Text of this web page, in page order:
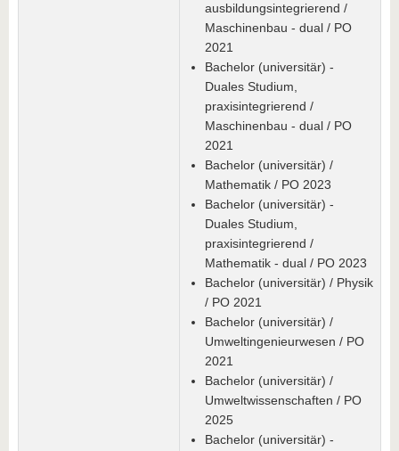
ausbildungsintegrierend /
Maschinenbau - dual / PO
2021
Bachelor (universitär) -
Duales Studium,
praxisintegrierend /
Maschinenbau - dual / PO
2021
Bachelor (universitär) /
Mathematik / PO 2023
Bachelor (universitär) -
Duales Studium,
praxisintegrierend /
Mathematik - dual / PO 2023
Bachelor (universitär) / Physik
/ PO 2021
Bachelor (universitär) /
Umweltingenieurwesen / PO
2021
Bachelor (universitär) /
Umweltwissenschaften / PO
2025
Bachelor (universitär) -